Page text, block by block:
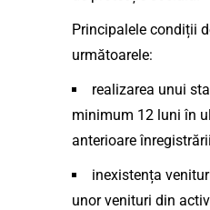
Principalele condiții
următoarele:
realizarea unui
minimum 12 luni în
anterioare
inexistența
unor venituri din